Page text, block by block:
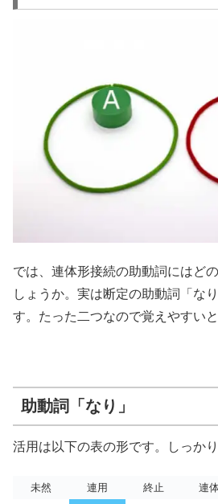
では、連体形接続の助動詞にはど
しょうか。実は断定の助動詞「な
す。たった二つなので覚えやすいと
助動詞「なり」
活用は以下の表の形です。しっか
未然 連用 終止 連